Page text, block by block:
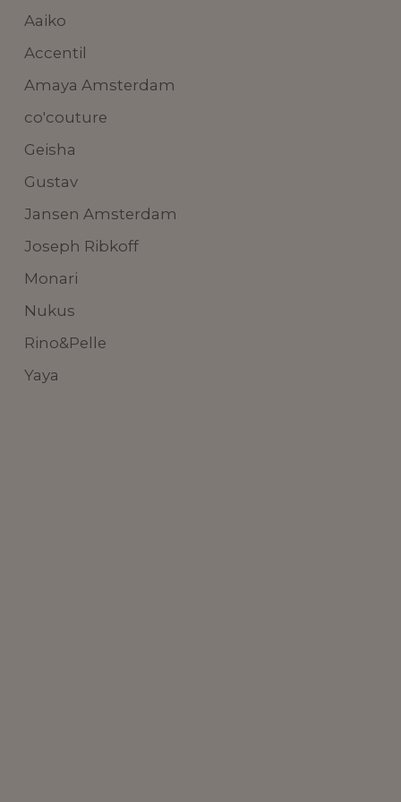
Aaiko
Accentil
Amaya Amsterdam
co'couture
Geisha
Gustav
Jansen Amsterdam
Joseph Ribkoff
Monari
Nukus
Rino&Pelle
Yaya